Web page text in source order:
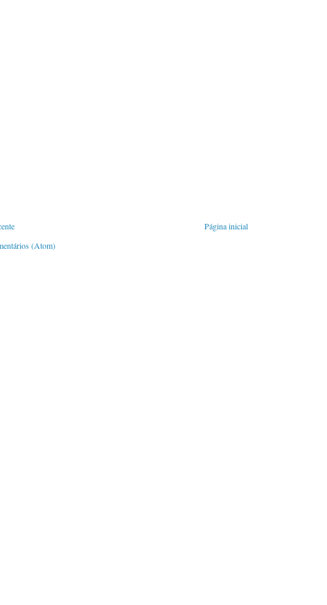
Página inicial
(Atom)